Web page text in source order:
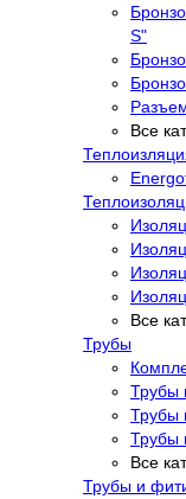
S"
Все
Все
Трубы
Трубы
Трубы
Трубы
Все
Трубы и